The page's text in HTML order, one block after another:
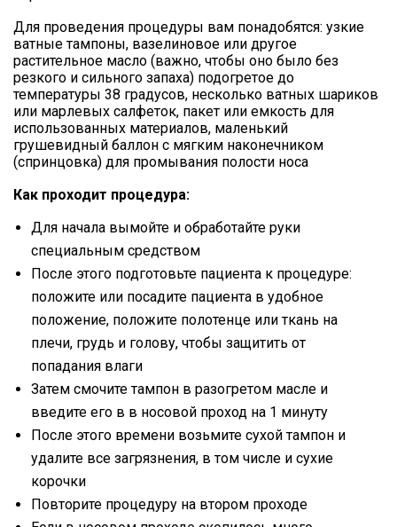
Для проведения процедуры вам понадобятся: узкие
ватные тампоны, вазелиновое или другое
растительное масло (важно, чтобы оно было без
резкого и сильного запаха) подогретое до
температуры 38 градусов, несколько ватных шариков
или марлевых салфеток, пакет или емкость для
использованных материалов, маленький
грушевидный баллон с мягким наконечником
(спринцовка) для промывания полости носа
Как проходит процедура:
Для начала вымойте и обработайте руки
специальным средством
После этого подготовьте пациента к процедуре:
положите или посадите пациента в удобное
положение, положите полотенце или ткань на
плечи, грудь и голову, чтобы защитить от
попадания влаги
Затем смочите тампон в разогретом масле и
введите его в в носовой проход на 1 минуту
После этого времени возьмите сухой тампон и
удалите все загрязнения, в том числе и сухие
корочки
Повторите процедуру на втором проходе